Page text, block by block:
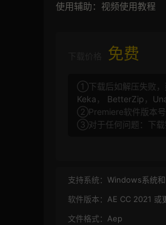
使用辅助：视频使用教程
免费
①下载后如解压失败，
Keka ， BetterZip ，
②Premiere软件版本号
③对于任何问题：下载
支持系统： Windows系统
软件版本： AE CC 2021 或
文件格式： Aep